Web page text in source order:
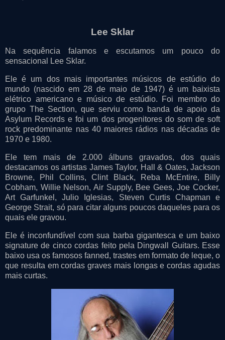
Lee Sklar
Na sequência falamos e escutamos um pouco do
sensacional Lee Sklar.
Ele é um dos mais importantes músicos de estúdio do
mundo (nascido em 28 de maio de 1947) é um baixista
elétrico americano e músico de estúdio. Foi membro do
grupo The Section, que serviu como banda de apoio da
Asylum Records e foi um dos progenitores do som de soft
rock predominante nas 40 maiores rádios nas décadas de
1970 e 1980.
Ele tem mais de 2.000 álbuns gravados, dos quais
destacamos os artistas James Taylor, Hall & Oates, Jackson
Browne, Phil Collins, Clint Black, Reba McEntire, Billy
Cobham, Willie Nelson, Air Supply, Bee Gees, Joe Cocker,
Art Garfunkel, Julio Iglesias, Steven Curtis Chapman e
George Strait, só para citar alguns poucos daqueles para os
quais ele gravou.
Ele é inconfundível com sua barba gigantesca e um baixo
signature de cinco cordas feito pela Dingwall Guitars. Esse
baixo usa os famosos fanned, trastes em formato de leque, o
que resulta em cordas graves mais longas e cordas agudas
mais curtas.